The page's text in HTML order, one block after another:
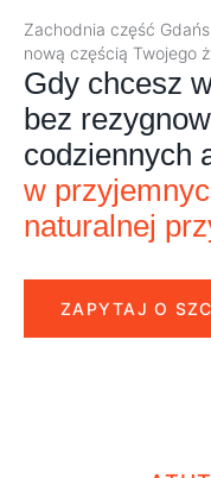
Zachodnia część
nową częścią Twojego
Gdy chcesz
bez
codziennych
w
naturalnej
ZAPYTAJ O